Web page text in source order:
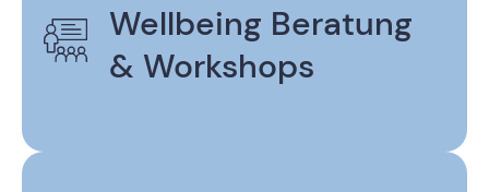
Wellbeing Beratung
& Workshops